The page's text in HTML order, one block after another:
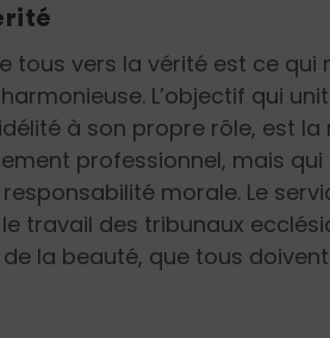
tous vers la vérité est ce qui
L’objectif qui
à son propre rôle, est la
professionnel, mais
morale. Le
travail des tribunaux
la beauté, que tous